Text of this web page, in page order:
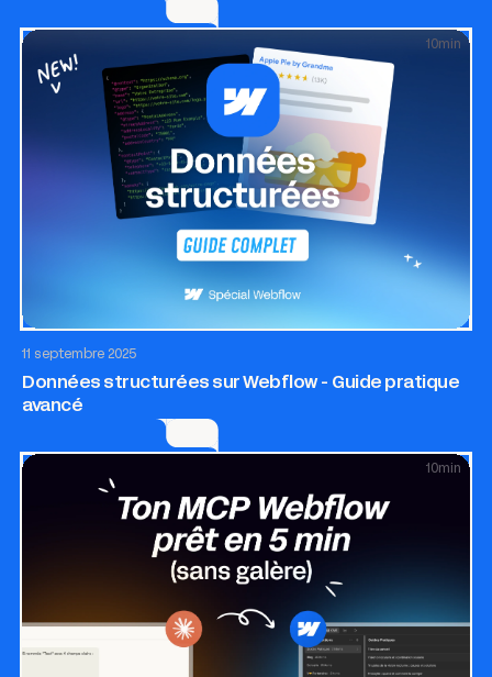
11 septembre 2025
Données structurées sur Webflow - Guide pratique
avancé
10 min
10 min